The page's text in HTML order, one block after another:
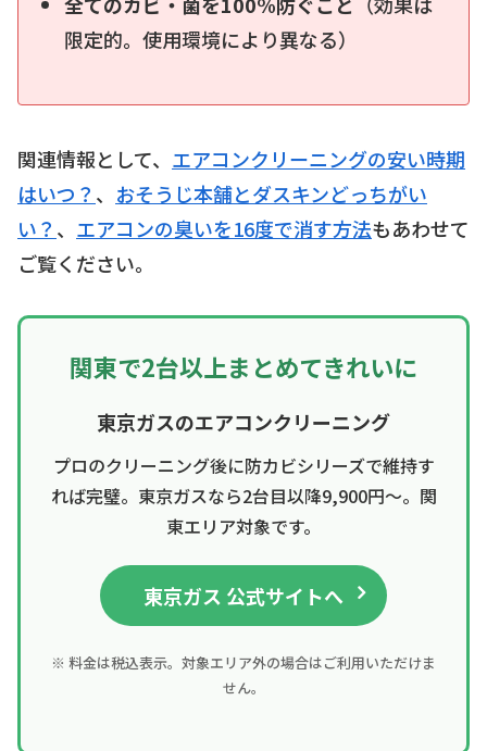
限定的。使用環境により異なる）
関連情報として、 エアコンクリーニングの安い時期
はいつ？ 、 おそうじ本舗とダスキンどっちがい
い？ 、 エアコンの臭いを16度で消す方法もあわせて
ご覧ください。
関東で2台以上まとめてきれいに
東京ガスのエアコンクリーニング
プロのクリーニング後に防カビシリーズで維持す
れば完璧。東京ガスなら2台目以降9,900円〜。関
東エリア対象です。
東京ガス 公式サイトへ
※ 料金は税込表示。対象エリア外の場合はご利用いただけま
せん。